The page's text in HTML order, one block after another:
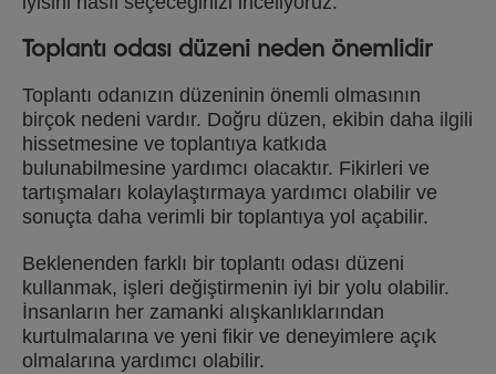
Toplantı odası düzeni neden önemlidir
Toplantı odanızın düzeninin önemli olmasının
birçok nedeni vardır. Doğru düzen, ekibin daha ilgili
hissetmesine ve toplantıya katkıda
bulunabilmesine yardımcı olacaktır. Fikirleri ve
tartışmaları kolaylaştırmaya yardımcı olabilir ve
sonuçta daha verimli bir toplantıya yol açabilir.
Beklenenden farklı bir toplantı odası düzeni
kullanmak, işleri değiştirmenin iyi bir yolu olabilir.
İnsanların her zamanki alışkanlıklarından
kurtulmalarına ve yeni fikir ve deneyimlere açık
olmalarına yardımcı olabilir.